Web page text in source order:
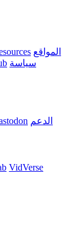
المواقع
سياسة
الدعم
VidVerse